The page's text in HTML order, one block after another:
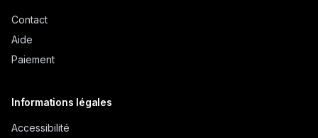
Contact
Aide
Paiement
Informations légales
Accessibilité